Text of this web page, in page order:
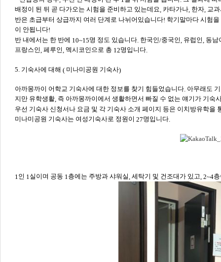
배정이 된 뒤 곧 다가오는 시험을 준비하고 있는데요, 카타가나, 한자, 교
반은 초급부터 상급까지 여러 단계로 나뉘어있습니다! 학기말마다 시험
이 안됩니다!
반 내에서는 한 반에 10~15명 정도 있습니다. 한국인/중국인, 유럽인, 동남
프랑스인, 페루인, 멕시코인으로 총 12명입니다.
5. 기숙사에 대해 ( 미나미공원 기숙사)
아까몽까이 어학교 기숙사에 대한 정보를 찾기 힘들었습니다. 아무래도
지만 유학생활, 즉 아까몽까이에서 생활하면서 빠질 수 없는 얘기가 기숙
우선 기숙사 신청서나 요금 및 각 기숙사 소개 페이지 등은 이치방유학을
미나미공원 기숙사는 여성기숙사로 정원이 27명입니다.
1인 1실이며 공동 1층에는 주방과 샤워실, 세탁기 및 건조대가 있고, 2~4